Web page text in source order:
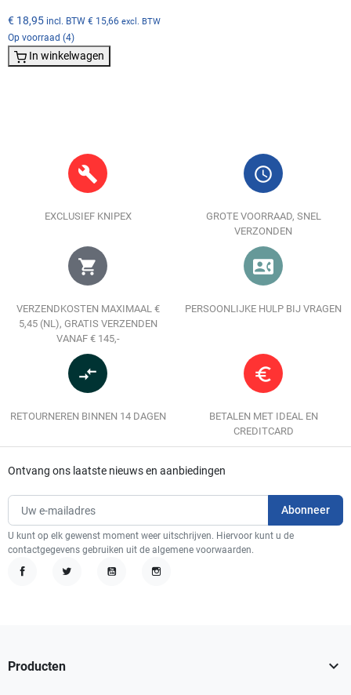
€ 18,95 incl. BTW € 15,66 excl. BTW
Op voorraad (4)
In winkelwagen
build
EXCLUSIEF KNIPEX
query_builder
GROTE VOORRAAD, SNEL
VERZONDEN
shopping_cart
VERZENDKOSTEN MAXIMAAL €
5,45 (NL), GRATIS VERZENDEN
VANAF € 145,-
contact_phone
PERSOONLIJKE HULP BIJ VRAGEN
compare_arrows
RETOURNEREN BINNEN 14 DAGEN
euro_symbol
BETALEN MET IDEAL EN
CREDITCARD
Ontvang ons laatste nieuws en aanbiedingen
U kunt op elk gewenst moment weer uitschrijven. Hiervoor kunt u de
contactgegevens gebruiken uit de algemene voorwaarden.
Producten 